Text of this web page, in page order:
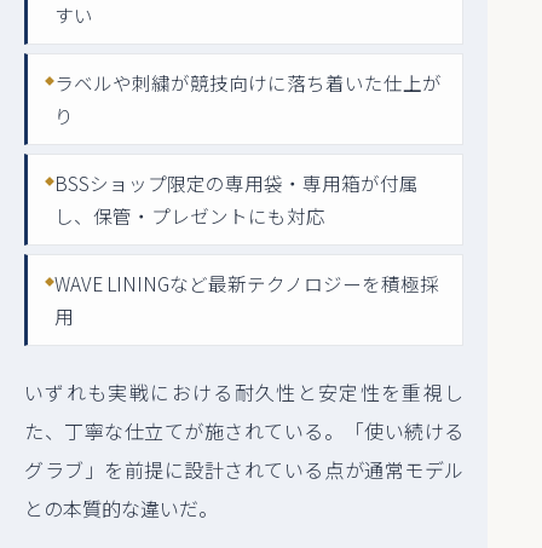
すい
ラベルや刺繍が競技向けに落ち着いた仕上が
り
BSSショップ限定の専用袋・専用箱が付属
し、保管・プレゼントにも対応
WAVE LININGなど最新テクノロジーを積極採
用
いずれも実戦における耐久性と安定性を重視し
た、丁寧な仕立てが施されている。「使い続ける
グラブ」を前提に設計されている点が通常モデル
との本質的な違いだ。